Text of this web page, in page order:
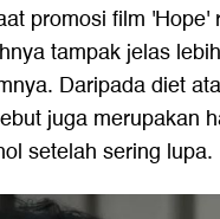
promosi film 'Hope'
tampak jelas
Daripada diet
juga merupakan
setelah sering lupa.